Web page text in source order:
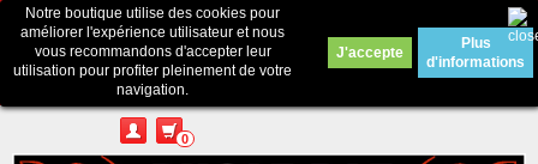
Contactez-nous
Appelez-nous au :Pour tous renseignements : merci d'envoyer un mail
depuis le formulaire de contact ou sur ducatpat25@gmail.com
0
Notre boutique utilise des cookies pour
améliorer l'expérience utilisateur et nous
vous recommandons d'accepter leur
utilisation pour profiter pleinement de votre
navigation.
J'accepte
Plus
d'informations